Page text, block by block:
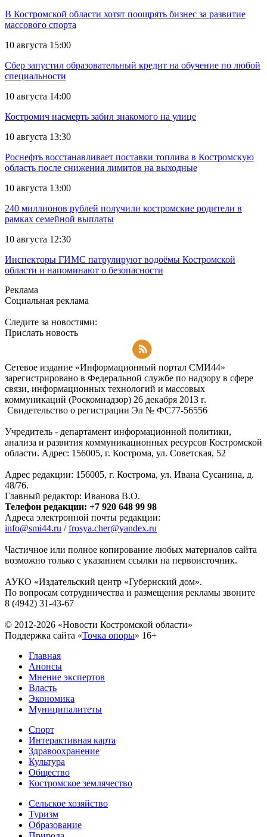
В Костромской области хотят поощрять бизнес за развитие
массового спорта
10 августа 15:00
Сбер запустил образовательный кредит на обучение по любой
специальности
10 августа 14:00
Костромич насмерть забил знакомого на улице
10 августа 13:30
Роснефть восстанавливает поставки топлива в Костромскую
область после снижения лимитов на выходные
10 августа 13:00
240 миллионов рублей получили костромские родители в
рамках семейной выплаты
10 августа 12:30
Инспекторы ГИМС патрулируют водоёмы Костромской
области и напоминают о безопасности
Реклама
Социальная реклама
Следите за новостями:
Прислать новость
Сетевое издание «Информационный портал СМИ44»
зарегистрировано в Федеральной службе по надзору в сфере
связи, информационных технологий и массовых
коммуникаций (Роскомнадзор) 26 декабря 2013 г.
Свидетельство о регистрации Эл № ФC77-56556
Учредитель - департамент информационной политики,
анализа и развития коммуникационных ресурсов Костромской
области. Адрес: 156005, г. Кострома, ул. Советская, 52
Адрес редакции: 156005, г. Кострома, ул. Ивана Сусанина, д.
48/76.
Главный редактор: Иванова В.О.
Телефон редакции: +7 920 648 99 98
Адреса электронной почты редакции:
info@smi44.ru /frosya.cher@yandex.ru
Частичное или полное копирование любых материалов сайта
возможно только с указанием ссылки на первоисточник.
АУКО «Издательский центр «Губернский дом».
По вопросам сотрудничества и размещения рекламы звоните
8 (4942) 31-43-67
© 2012-2026 «Новости Костромской области»
Поддержка сайта «Точка опоры» 16+
Главная
Анонсы
Мнение экспертов
Власть
Экономика
Муниципалитеты
Спорт
Интерактивная карта
Здравоохранение
Культура
Общество
Костромское землячество
Сельское хозяйство
Туризм
Образование